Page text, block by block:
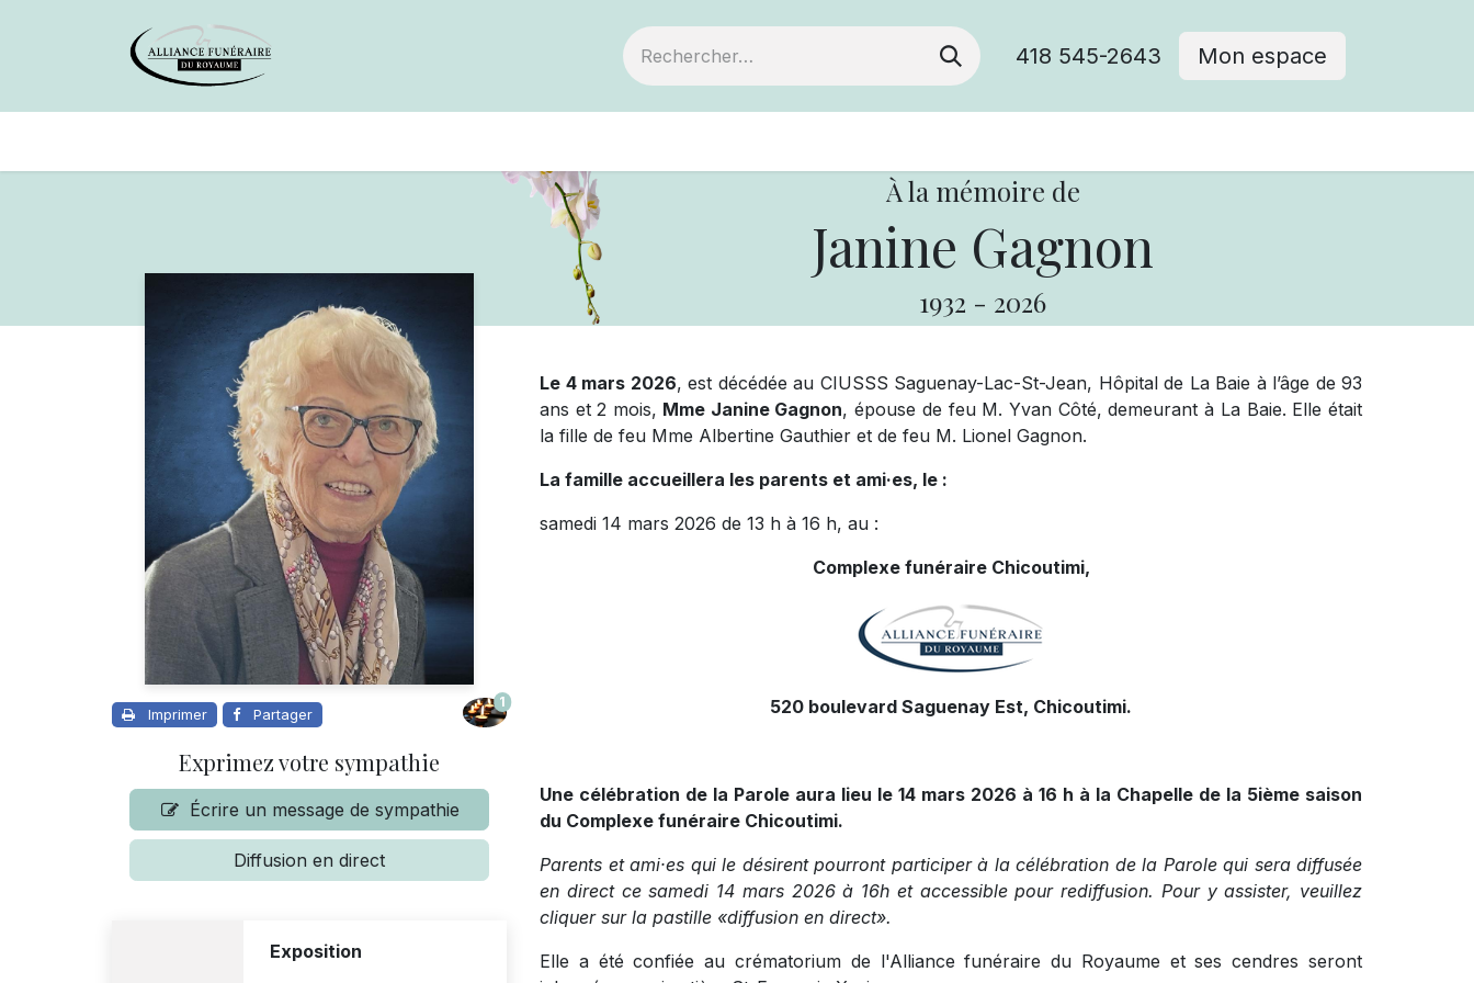
418 545-2643 Mon espace
À la mémoire de
Janine Gagnon
1932 - 2026
Imprimer Partager
1
Exprimez votre sympathie
Écrire un message de sympathie
Diffusion en direct
Exposition
Le 4 mars 2026, est décédée au CIUSSS Saguenay-Lac-St-Jean, Hôpital de La Baie à l’âge de 93
ans et 2 mois, Mme Janine Gagnon, épouse de feu M. Yvan Côté, demeurant à La Baie. Elle était
la fille de feu Mme Albertine Gauthier et de feu M. Lionel Gagnon.
La famille accueillera les parents et ami·es, le :
samedi 14 mars 2026 de 13 h à 16 h, au :
Complexe funéraire Chicoutimi,
520 boulevard Saguenay Est, Chicoutimi.
Une célébration de la Parole aura lieu le 14 mars 2026 à 16 h à la Chapelle de la 5ième saison
du Complexe funéraire Chicoutimi.
Parents et ami·es qui le désirent pourront participer à la célébration de la Parole qui sera diffusée
en direct ce samedi 14 mars 2026 à 16h et accessible pour rediffusion. Pour y assister, veuillez
cliquer sur la pastille «diffusion en direct».
Elle a été confiée au crématorium de l'Alliance funéraire du Royaume et ses cendres seront